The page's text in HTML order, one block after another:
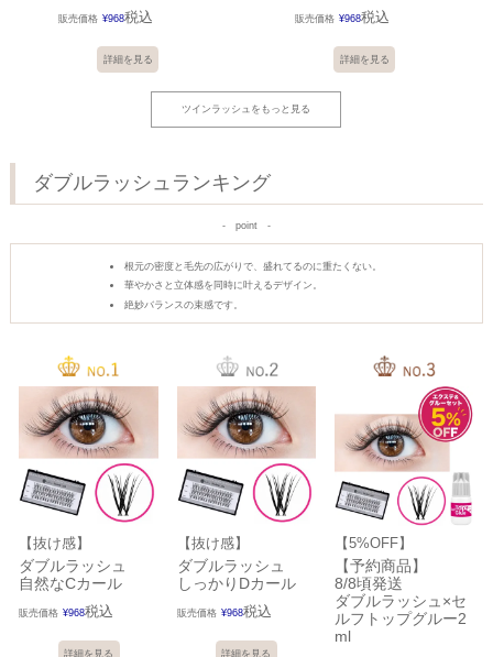
販売価格 ¥968税込
詳細を見る
販売価格 ¥968税込
詳細を見る
ツインラッシュをもっと見る
ダブルラッシュランキング
point
根元の密度と毛先の広がりで、盛れてるのに重たくない。
華やかさと立体感を同時に叶えるデザイン。
絶妙バランスの束感です。
【抜け感】
ダブルラッシュ
自然なCカール
販売価格 ¥968税込
詳細を見る
【抜け感】
ダブルラッシュ
しっかりDカール
販売価格 ¥968税込
詳細を見る
【5%OFF】
【予約商品】
8/8頃発送
ダブルラッシュ×セ
ルフトップグルー2
ml